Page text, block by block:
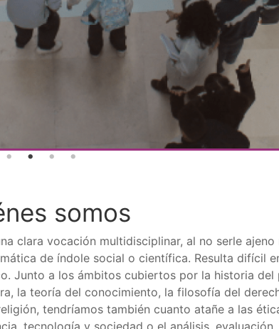
somos
clara vocación multidisciplinar, al no serle
de índole social o científica. Resulta difícil
Junto a los ámbitos cubiertos por la historia del
la teoría del conocimiento, la filosofía del
tendríamos también cuanto atañe a las
tecnología y sociedad o el análisis,